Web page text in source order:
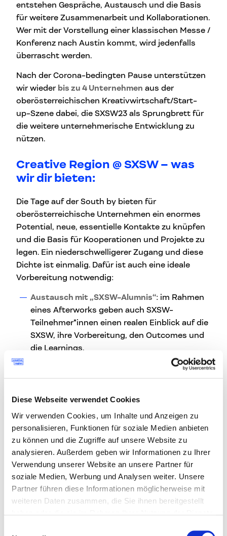
Diese Webseite verwendet Cookies
Wir verwenden Cookies, um Inhalte und Anzeigen zu
personalisieren, Funktionen für soziale Medien anbieten
zu können und die Zugriffe auf unsere Website zu
analysieren. Außerdem geben wir Informationen zu Ihrer
Verwendung unserer Website an unsere Partner für
soziale Medien, Werbung und Analysen weiter. Unsere
Partner führen diese Informationen möglicherweise mit
weiteren Daten zusammen, die Sie ihnen bereitgestellt
entstehen Gespräche, Austausch und die Basis
für weitere Zusammenarbeit und Kollaborationen.
Wer mit der Vorstellung einer klassischen Messe /
Konferenz nach Austin kommt, wird jedenfalls
überrascht werden.
Nach der Corona-bedingten Pause unterstützen
wir wieder bis zu 4 Unternehmen aus der
oberösterreichischen Kreativwirtschaft/Start-
up-Szene dabei, die SXSW23 als Sprungbrett für
die weitere unternehmerische Entwicklung zu
nützen.
Creative Region @ SXSW – was
wir dir bieten:
Die Tage auf der South by bieten für
oberösterreichische Unternehmen ein enormes
Potential, neue, essentielle Kontakte zu knüpfen
und die Basis für Kooperationen und Projekte zu
legen. Ein niederschwelligerer Zugang und diese
Dichte ist einmalig. Dafür ist auch eine ideale
Vorbereitung notwendig:
Austausch mit „SXSW-Alumnis“: im Rahmen
eines Afterworks geben auch SXSW-
Teilnehmer*innen einen realen Einblick auf die
SXSW, ihre Vorbereitung, den Outcomes und
die Learnings.
Individuelles Coaching und Begleitung: Das
Minute gibt es mehr als nur eine spannende
Sache. Wir erarbeiten gemeinsam eine klare
Zielsetzung für diese Tage und bereiten euch
mit Pitch-Training und Storytelling vor! Damit
ihr eure Anliegen, eure Produkte/Services
auch ideal präsentieren könnt
Darüber hinaus hosten wir unser „Upper
Austrian Housing“und mieten uns eine
Wohnung / Haus für die Zeit von 9. bis 15.
Unternehmen ein Zimmer in unserer SXSW-